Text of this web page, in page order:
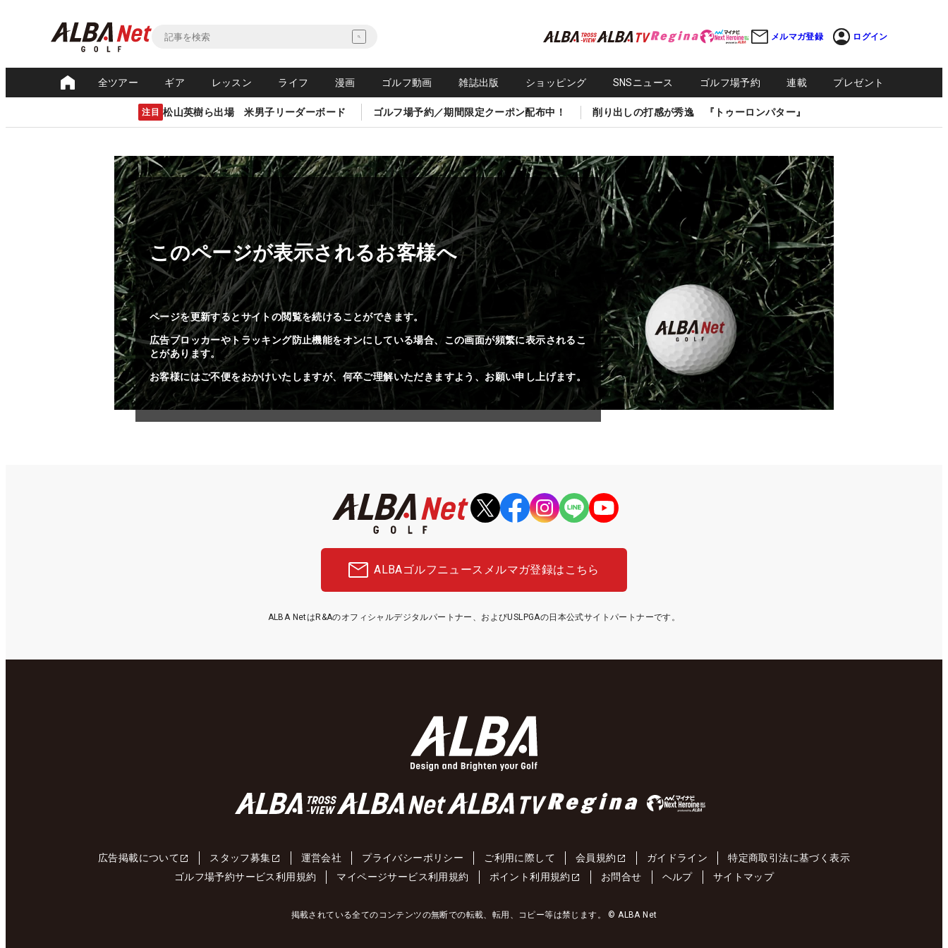
メルマガ登録 ログイン
全ツアー ギア レッスン ライフ 漫画 ゴルフ動画 雑誌出版 ショッピング SNSニュース ゴルフ場予約 連載 プレゼント
注目 松山英樹ら出場 米男子リーダーボード ゴルフ場予約／期間限定クーポン配布中！ 削り出しの打感が秀逸 『トゥーロンパター』
このページが表示されるお客様へ
ページを更新するとサイトの閲覧を続けることができます。
広告ブロッカーやトラッキング防止機能をオンにしている場合、この画面が頻繁に表示されるこ
とがあります。
お客様にはご不便をおかけいたしますが、何卒ご理解いただきますよう、お願い申し上げます。
ALBAゴルフニュース メルマガ登録はこちら
ALBA NetはR&Aのオフィシャルデジタルパートナー、およびUSLPGAの日本公式サイトパートナーです。
広告掲載について スタッフ募集 運営会社 プライバシーポリシー ご利用に際して 会員規約 ガイドライン
特定商取引法に基づく表示
ゴルフ場予約サービス利用規約
マイページサービス利用規約 ポイント利用規約 お問合せ ヘルプ サイトマップ
掲載されている全てのコンテンツの無断での転載、転用、コピー等は禁じます。 © ALBA Net